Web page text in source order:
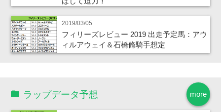
2019/03/05
フィリーズレビュー 2019 出走予定馬：アウ
ィルアウェイ＆石橋脩騎手想定
more
ラップデータ予想